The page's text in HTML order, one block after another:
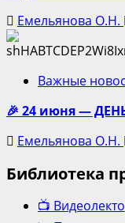
Емельянова О.Н.
Важные
🎉 24 июня —
Емельянова О.Н.
Библиотека
📺